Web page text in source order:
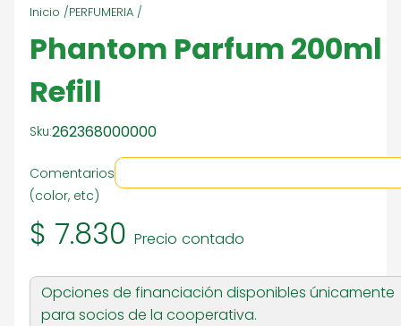
Inicio /PERFUMERIA /
Phantom Parfum 200ml
Refill
Sku:262368000000
Comentarios
(color, etc)
$ 7.830 Precio contado
Opciones de financiación disponibles únicamente
para socios de la cooperativa.